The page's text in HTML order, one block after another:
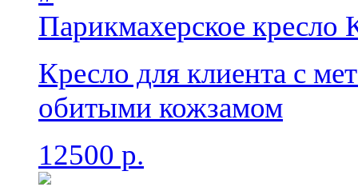
Парикмахерское кресло
Кресло для клиента с
обитыми кожзамом
12500 р.